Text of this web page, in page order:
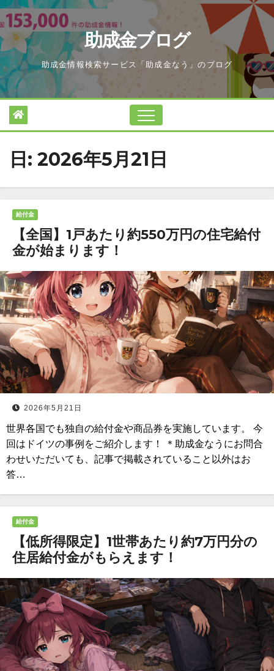
Skip
to
content
助成金ブログ
助成金情報検索サービス「助成金なう」のブログ
日: 2026年5月21日
給付金
【全国】1戸あたり約550万円の住宅給付
金が始まります！
2026年5月21日
世界各国でも独自の給付金や商品券を実施しています。 今
回はドイツの事例をご紹介します！ ＊助成金なうにお問合
わせいただいても、記事で掲載されていること以外はお
答…
給付金
【低所得限定】1世帯あたり約7万円分の
住居給付金がもらえます！